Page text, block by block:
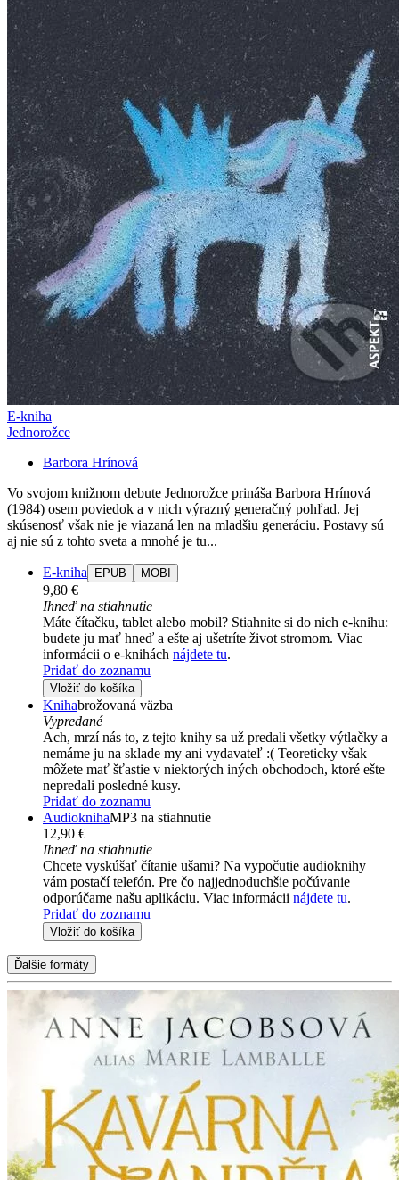
E-kniha
Jednorožce
Barbora Hrínová
Vo svojom knižnom debute Jednorožce prináša Barbora Hrínová
(1984) osem poviedok a v nich výrazný generačný pohľad. Jej
skúsenosť však nie je viazaná len na mladšiu generáciu. Postavy sú
aj nie sú z tohto sveta a mnohé je tu...
E-kniha EPUB MOBI
9,80 €
Ihneď na stiahnutie
Máte čítačku, tablet alebo mobil? Stiahnite si do nich e-knihu:
budete ju mať hneď a ešte aj ušetríte život stromom. Viac
informácii o e-knihách nájdete tu.
Pridať do zoznamu
Vložiť do košíka
Knihabrožovaná väzba
Vypredané
Ach, mrzí nás to, z tejto knihy sa už predali všetky výtlačky a
nemáme ju na sklade my ani vydavateľ :( Teoreticky však
môžete mať šťastie v niektorých iných obchodoch, ktoré ešte
nepredali posledné kusy.
Pridať do zoznamu
AudioknihaMP3 na stiahnutie
12,90 €
Ihneď na stiahnutie
Chcete vyskúšať čítanie ušami? Na vypočutie audioknihy
vám postačí telefón. Pre čo najjednoduchšie počúvanie
odporúčame našu aplikáciu. Viac informácii nájdete tu.
Pridať do zoznamu
Vložiť do košíka
Ďalšie formáty